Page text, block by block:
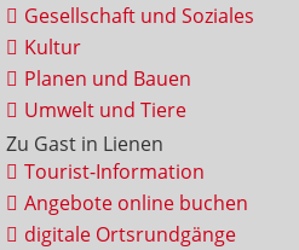
Gesellschaft und Soziales
Kultur
Planen und Bauen
Umwelt und Tiere
Zu Gast in Lienen
Tourist-Information
Angebote online buchen
digitale Ortsrundgänge